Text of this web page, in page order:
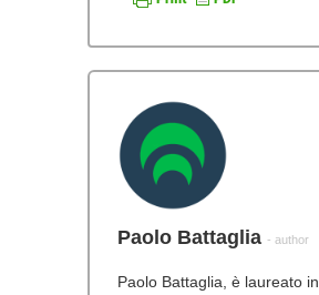
Paolo Battaglia - author
Paolo Battaglia, è laureato in